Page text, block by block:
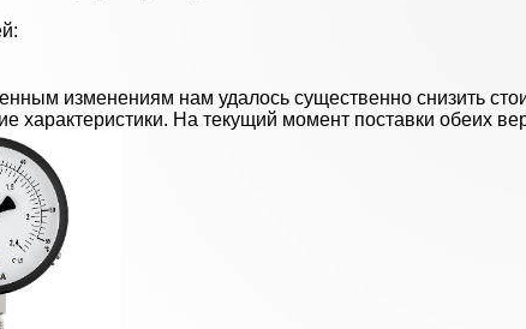
изменениям нам удалось существенно снизить
характеристики. На текущий момент поставки обеих